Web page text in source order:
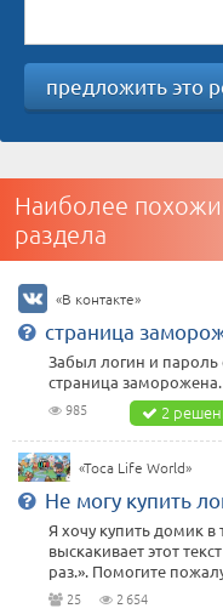
предложить это
Наиболее
раздела
«В контакте»
страница
Забыл логин и
страница
985 2
«Toca Life World»
Не могу купить
Я хочу купить домик
выскакивает этот
раз.». Помогите
25 2 654